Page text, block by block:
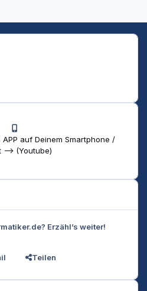
auf Deinem Smartphone /
--> (Youtube)
Erzähl’s weiter!
Teilen